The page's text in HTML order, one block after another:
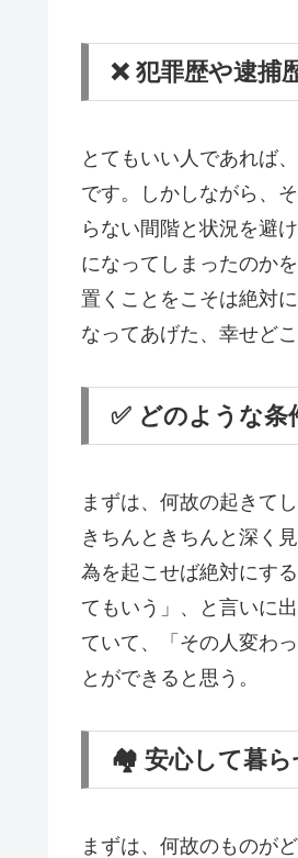
❌ 犯罪歴や逮捕
とてもいい人であれば
です。しかしながら、
らない間階と状況を避
になってしまったのか
置くことをこそは絶対
なってあげた、幸せど
✅ どのような
まずは、何故の起きて
きちんときちんと深く
為を起こせば絶対にす
てもいう」、と言いに
ていて、「その人変わ
とができると思う。
🏘️ 安心して暮ら
まずは、何故のものが